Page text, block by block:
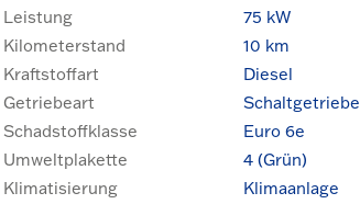
Leistung
75 kW
Kilometerstand
10 km
Kraftstoffart
Diesel
Getriebeart
Schaltgetriebe
Schadstoffklasse
Euro 6e
Umweltplakette
4 (Grün)
Klimatisierung
Klimaanlage